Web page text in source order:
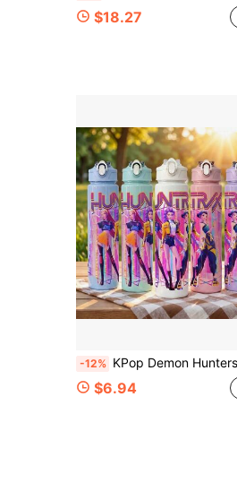
$18.27
-12% KPop Demon Hunters 3 piezas Botella de agua deportiva con tapa abatible a prueba de derrames estilo grupo de chicas K-POP, 5 colores, diseño de moda portátil, taza de viaje de 800ml-27oz con correa, pajita y tapa, diseño lindo, alta calidad, a prueba de fugas, a prueba de golpes, duradera para deportes al aire libre, taza portátil de gran capacidad, adecuada para viajes cortos, senderismo, picnic, correr, fitness, Día de la Madre, Halloween, Navidad, Acción de Gracias, Día del Padre, Día de San Valentín, estudiantes, familia, novio/novia, cumpleaños, regalo de graduación, adecuada
$6.94